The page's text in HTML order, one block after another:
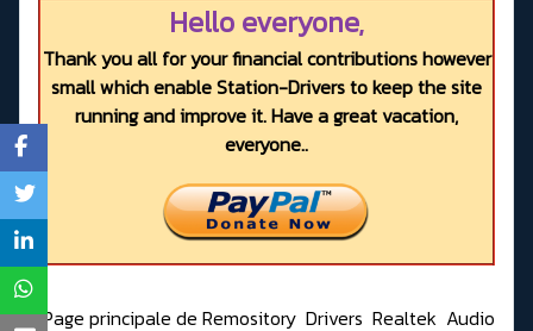
Hello everyone,
Thank you all for your financial contributions however
small which enable Station-Drivers to keep the site
running and improve it. Have a great vacation,
everyone..
Page principale de Remository Drivers Realtek Audio